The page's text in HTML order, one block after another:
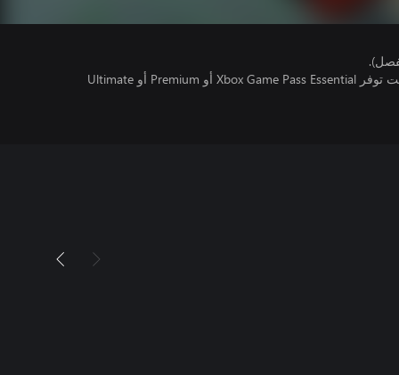
تتطلب اللعبة متعددة اللاعبين عبر الإنترنت توفر Xbox Game Pass Essential أو Premium أو Ultimate